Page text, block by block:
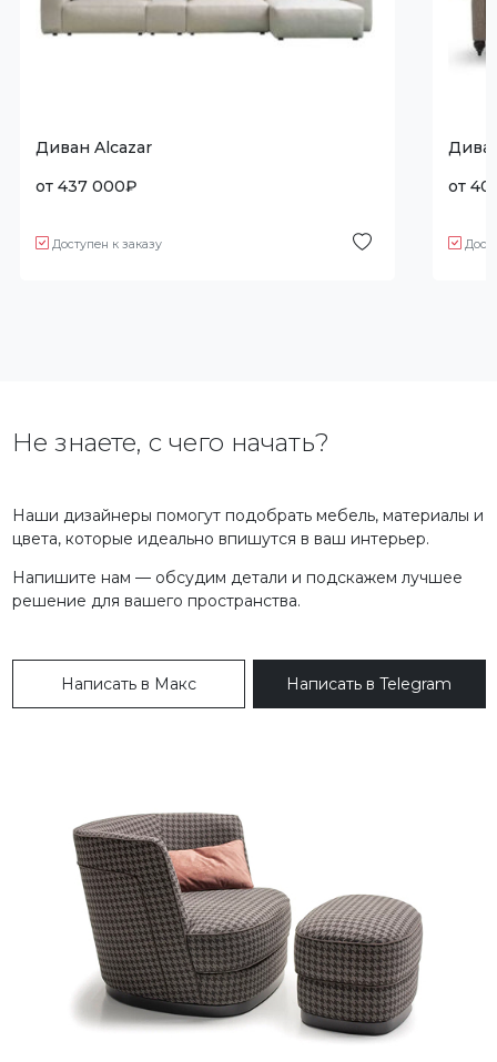
Диван Alcazar
от 437 000₽
Доступен к заказу
от
Не знаете, с чего начать?
Наши дизайнеры помогут подобрать мебель, материалы и
цвета, которые идеально впишутся в ваш интерьер.
Напишите нам — обсудим детали и подскажем лучшее
решение для вашего пространства.
Написать в Макс Написать в Telegram